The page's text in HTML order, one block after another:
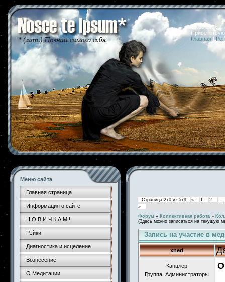
09.08.2026
Главная |
Меню сайта
Главная страница
Информация о сайте
Н О В И Ч К А М !
Рэйки
Диагностика и исцеление
Вознесение
О Медитации
Страница 270 из 579 « 1 2
…
»
Форум » Коллективная работа »
(Здесь можно записаться на текущую
Запись на участие в
xned
Канцлер
Группа: Администраторы
О